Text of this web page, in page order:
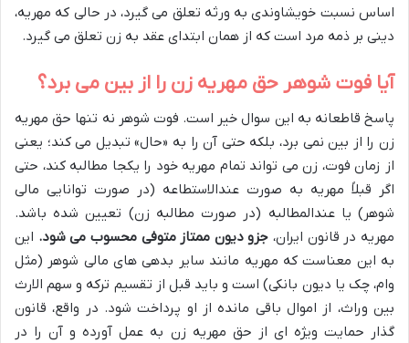
اساس نسبت خویشاوندی به ورثه تعلق می گیرد، در حالی که مهریه،
دینی بر ذمه مرد است که از همان ابتدای عقد به زن تعلق می گیرد.
آیا فوت شوهر حق مهریه زن را از بین می برد؟
پاسخ قاطعانه به این سوال خیر است. فوت شوهر نه تنها حق مهریه
زن را از بین نمی برد، بلکه حتی آن را به «حال» تبدیل می کند؛ یعنی
از زمان فوت، زن می تواند تمام مهریه خود را یکجا مطالبه کند، حتی
اگر قبلاً مهریه به صورت عندالاستطاعه (در صورت توانایی مالی
شوهر) یا عندالمطالبه (در صورت مطالبه زن) تعیین شده باشد.
مهریه در قانون ایران، جزو دیون ممتاز متوفی محسوب می شود. این
به این معناست که مهریه مانند سایر بدهی های مالی شوهر (مثل
وام، چک یا دیون بانکی) است و باید قبل از تقسیم ترکه و سهم الارث
بین وراث، از اموال باقی مانده از او پرداخت شود. در واقع، قانون
گذار حمایت ویژه ای از حق مهریه زن به عمل آورده و آن را در